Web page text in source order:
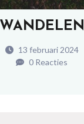
WANDELEN
13 februari 2024
0 Reacties